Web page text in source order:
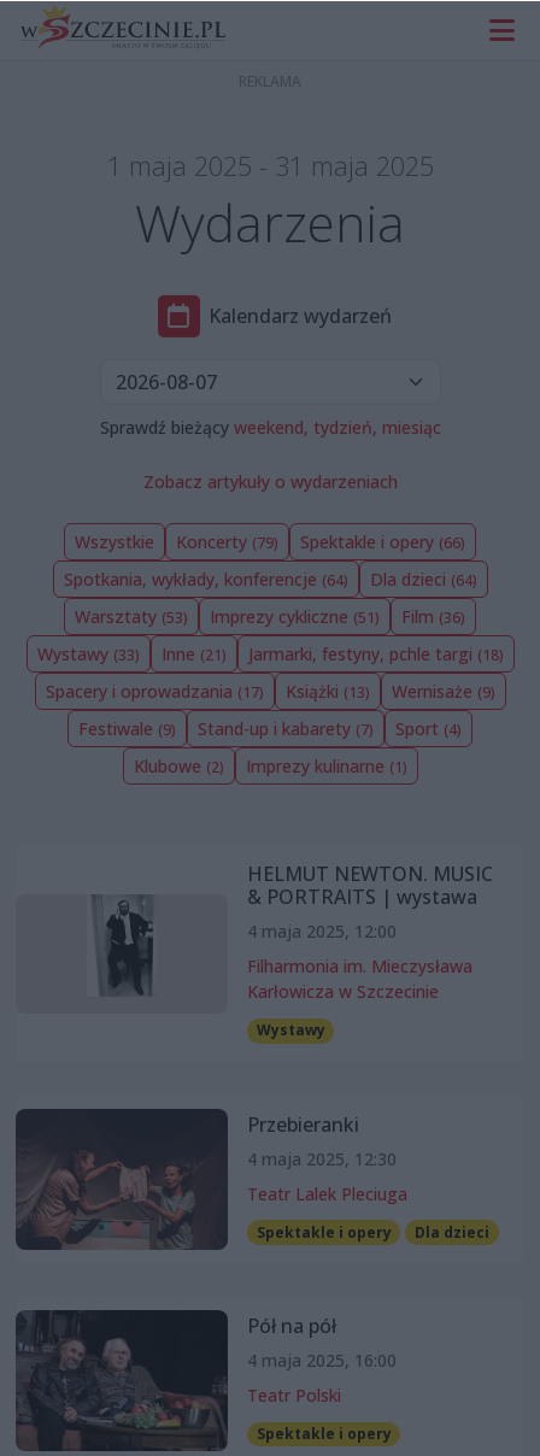
1 maja 2025 - 31 maja 2025
Wydarzenia
Kalendarz wydarzeń
Sprawdź bieżący weekend, tydzień, miesiąc
Zobacz artykuły o wydarzeniach
Wszystkie Koncerty (79) Spektakle i opery (66)
Spotkania, wykłady, konferencje (64) Dla dzieci (64)
Warsztaty (53) Imprezy cykliczne (51) Film (36)
Wystawy (33) Inne (21) Jarmarki, festyny, pchle targi (18)
Spacery i oprowadzania (17) Książki (13) Wernisaże (9)
Festiwale (9) Stand-up i kabarety (7) Sport (4)
Klubowe (2) Imprezy kulinarne (1)
HELMUT NEWTON. MUSIC
& PORTRAITS | wystawa
4 maja 2025, 12:00
Filharmonia im. Mieczysława
Karłowicza w Szczecinie
Wystawy
Przebieranki
4 maja 2025, 12:30
Teatr Lalek Pleciuga
Spektakle i opery Dla dzieci
Pół na pół
4 maja 2025, 16:00
Teatr Polski
Spektakle i opery